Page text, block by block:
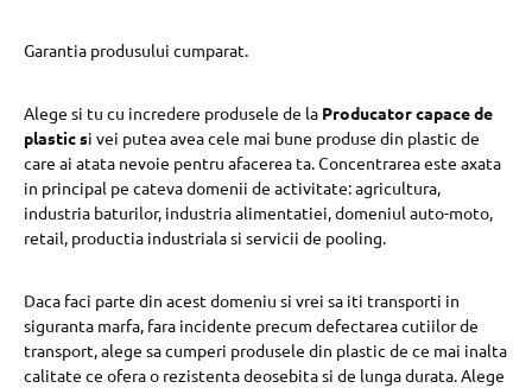
Garantia produsului cumparat.
Alege si tu cu incredere produsele de la Producator capace de
plastic si vei putea avea cele mai bune produse din plastic de
care ai atata nevoie pentru afacerea ta. Concentrarea este axata
in principal pe cateva domenii de activitate: agricultura,
industria baturilor, industria alimentatiei, domeniul auto-moto,
retail, productia industriala si servicii de pooling.
Daca faci parte din acest domeniu si vrei sa iti transporti in
siguranta marfa, fara incidente precum defectarea cutiilor de
transport, alege sa cumperi produsele din plastic de ce mai inalta
calitate ce ofera o rezistenta deosebita si de lunga durata. Alege